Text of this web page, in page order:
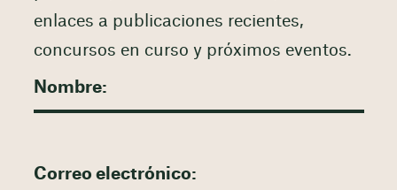
enlaces a publicaciones recientes,
concursos en curso y próximos eventos.